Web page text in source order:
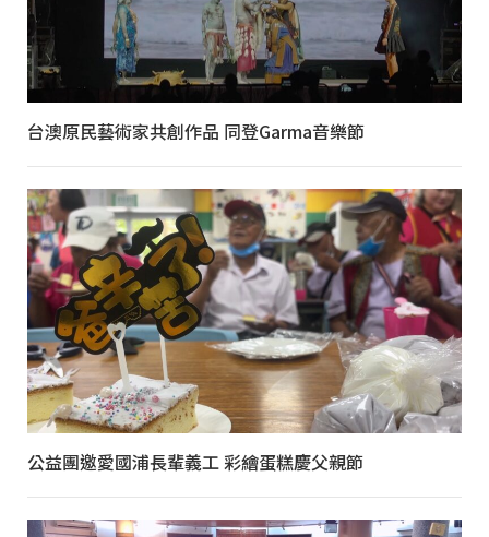
台澳原民藝術家共創作品 同登Garma音樂節
公益團邀愛國浦長輩義工 彩繪蛋糕慶父親節